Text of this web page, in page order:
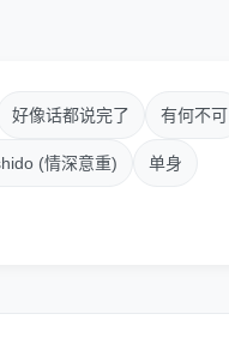
好像话都说完了 有何不可
(情深意重) 单身